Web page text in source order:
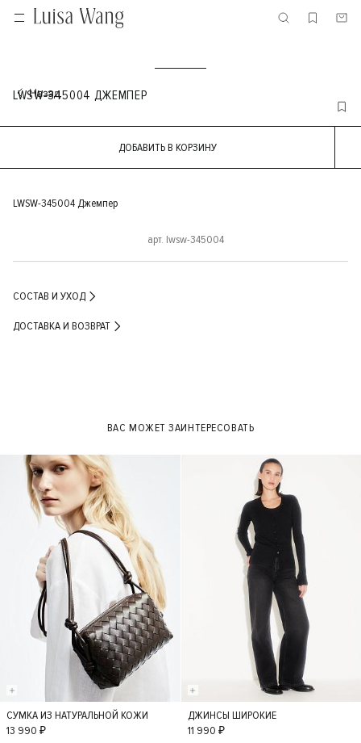
LWSW-345004 ДЖЕМПЕР
ДОБАВИТЬ В КОРЗИНУ
LWSW-345004 Джемпер
арт. lwsw-345004
СОСТАВ И УХОД
ДОСТАВКА И ВОЗВРАТ
ВАС МОЖЕТ ЗАИНТЕРЕСОВАТЬ
S
СУМКА ИЗ НАТУРАЛЬНОЙ КОЖИ
13 990 ₽
36
ДЖИНСЫ ШИРОКИЕ
11 990 ₽